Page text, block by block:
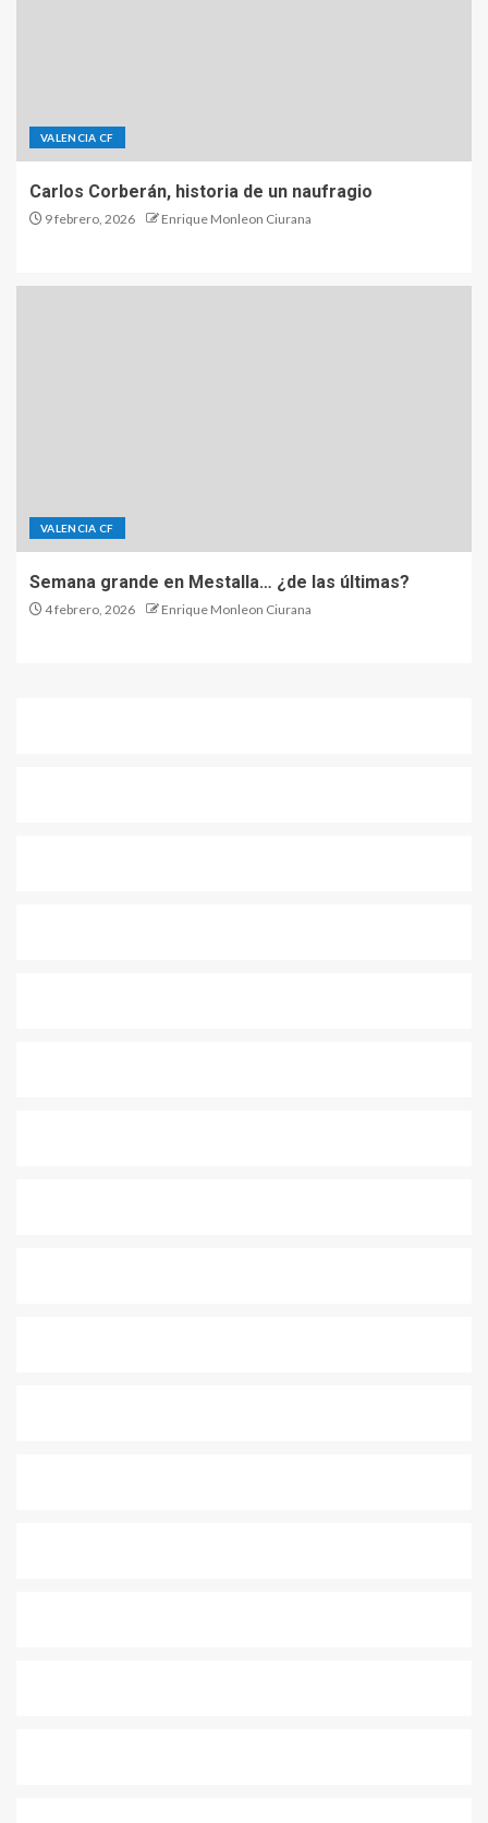
VALENCIA CF
Carlos Corberán, historia de un naufragio
9 febrero, 2026 Enrique Monleon Ciurana
VALENCIA CF
Semana grande en Mestalla… ¿de las últimas?
4 febrero, 2026 Enrique Monleon Ciurana